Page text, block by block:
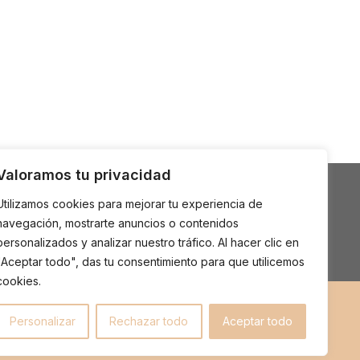
tu privacidad
cookies para mejorar tu experiencia de
mostrarte anuncios o contenidos
y analizar nuestro tráfico. Al hacer clic en
todo", das tu consentimiento para que utilicemos
Personalizar Rechazar todo Aceptar todo
CV
Pcia. Bs. As. ,